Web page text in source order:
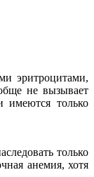
эритроцитами,
не вызывает
имеются только
только
анемия, хотя